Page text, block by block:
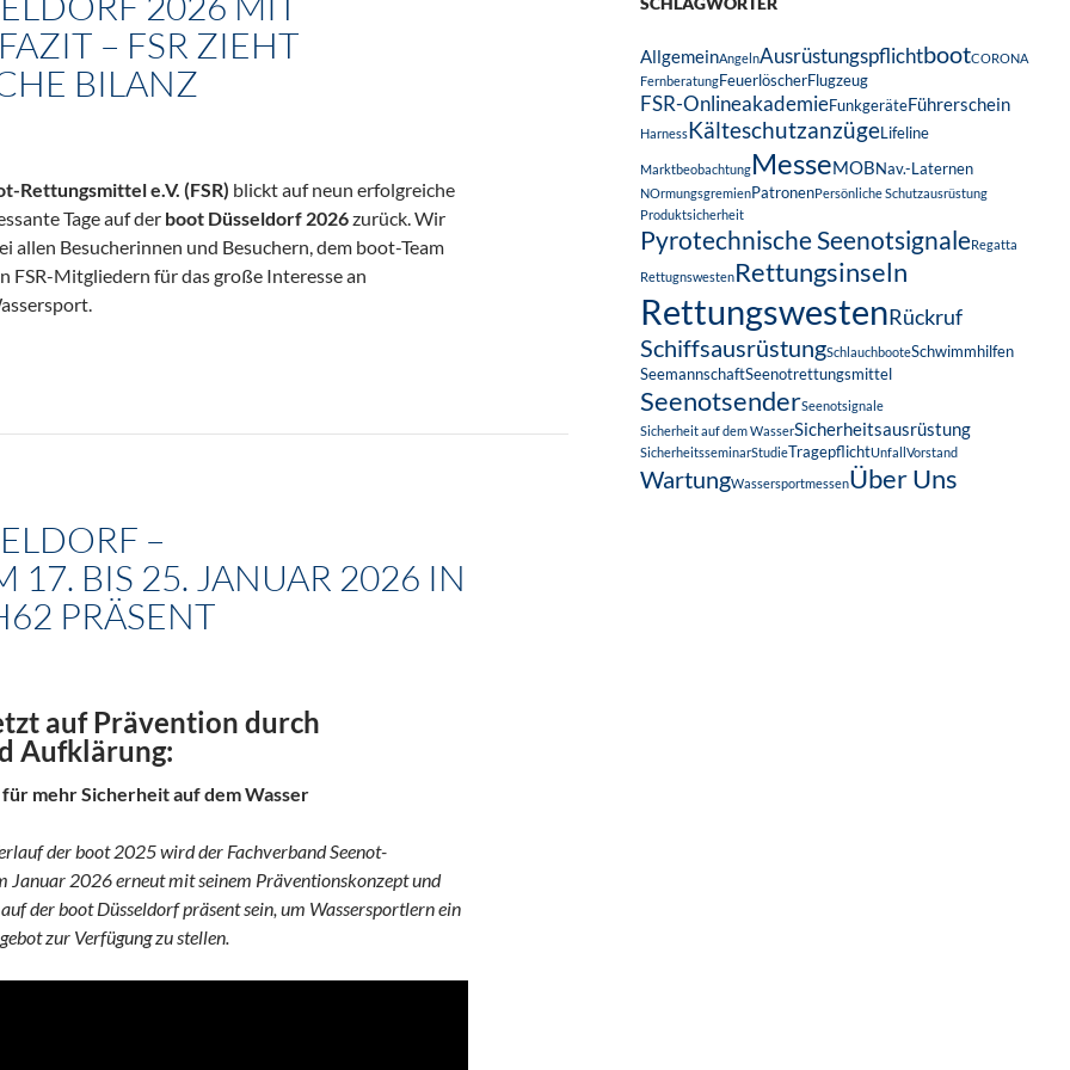
– FSR ZIEHT
BILANZ
Rettungsmittel e.V. (FSR) blickt auf neun erfolgreiche
Tage auf der bootDüsseldorf 2026zurück. Wir
allen Besucherinnen und Besuchern, dem boot-Team
FSR-Mitgliedern für das große Interesse an
Fazit – FSR zieht erfolgreiche Bilanz
–
17. BIS 25. JANUAR 2026 IN
PRÄSENT
auf Prävention durch
Aufklärung:
mehr Sicherheit auf dem Wasser
der boot 2025 wird der Fachverband Seenot-
Januar 2026 erneut mit seinem Präventionskonzept und
der boot Düsseldorf präsent sein, um Wassersportlern ein
zur Verfügung zu stellen.
AllgemeinAngelnAusrüstungspflichtbootCORONA
FernberatungFeuerlöscherFlugzeug
FSR-OnlineakademieFunkgeräteFührerschein
HarnessKälteschutzanzügeLifeline
MarktbeobachtungMesseMOBNav.-Laternen
NOrmungsgremienPatronenPersönliche Schutzausrüstung
Produktsicherheit
Pyrotechnische SeenotsignaleRegatta
RettugnswestenRettungsinseln
RettungswestenRückruf
SchiffsausrüstungSchlauchbooteSchwimmhilfen
SeemannschaftSeenotrettungsmittel
SeenotsenderSeenotsignale
Sicherheit auf dem WasserSicherheitsausrüstung
SicherheitsseminarStudieTragepflichtUnfall Vorstand
WartungWassersportmessenÜber Uns